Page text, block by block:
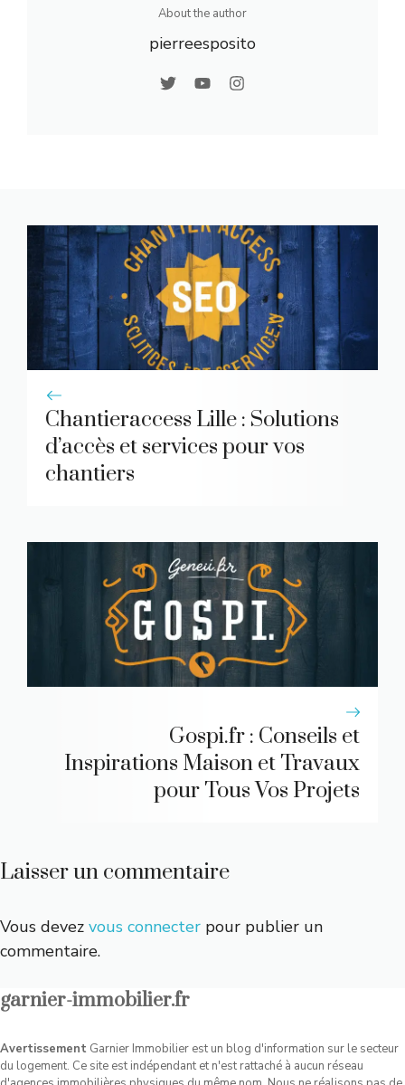
About the author
pierreesposito
Chantieraccess Lille : Solutions
d’accès et services pour vos
chantiers
Gospi.fr : Conseils et
Inspirations Maison et Travaux
pour Tous Vos Projets
Laisser un commentaire
Vous devez vous connecter pour publier un
commentaire.
garnier-immobilier.fr
Avertissement Garnier Immobilier est un blog d'information sur le secteur
du logement. Ce site est indépendant et n'est rattaché à aucun réseau